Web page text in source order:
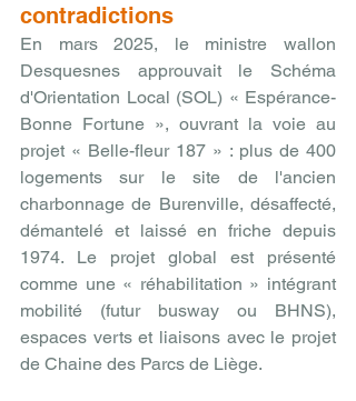
contradictions
En mars 2025, le ministre wallon
Desquesnes approuvait le Schéma
d'Orientation Local (SOL) « Espérance-
Bonne Fortune », ouvrant la voie au
projet « Belle-fleur 187 » : plus de 400
logements sur le site de l'ancien
charbonnage de Burenville, désaffecté,
démantelé et laissé en friche depuis
1974. Le projet global est présenté
comme une « réhabilitation » intégrant
mobilité (futur busway ou BHNS),
espaces verts et liaisons avec le projet
de Chaine des Parcs de Liège.